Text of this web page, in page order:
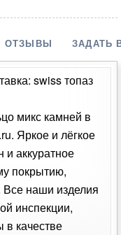
ОТЗЫВЫ ЗАДАТЬ
swiss топаз
микс камней в
Яркое и лёгкое
аккуратное
покрытию,
Все наши изделия
инспекции,
качестве